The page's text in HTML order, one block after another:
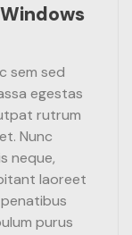
sem sed
egestas
rutrum
Nunc
neque,
laoreet
purus